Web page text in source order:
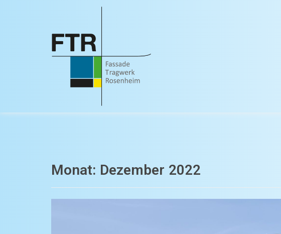
Monat: Dezember 2022